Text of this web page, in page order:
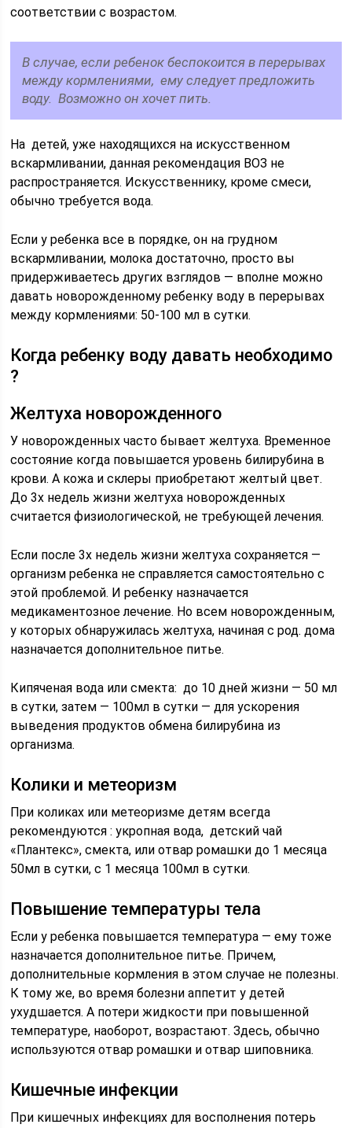
соответствии с возрастом.
В случае, если ребенок беспокоится в перерывах
между кормлениями, ему следует предложить
воду. Возможно он хочет пить.
На детей, уже находящихся на искусственном
вскармливании, данная рекомендация ВОЗ не
распространяется. Искусственнику, кроме смеси,
обычно требуется вода.
Если у ребенка все в порядке, он на грудном
вскармливании, молока достаточно, просто вы
придерживаетесь других взглядов — вполне можно
давать новорожденному ребенку воду в перерывах
между кормлениями: 50-100 мл в сутки.
Когда ребенку воду давать необходимо
?
Желтуха новорожденного
У новорожденных часто бывает желтуха. Временное
состояние когда повышается уровень билирубина в
крови. А кожа и склеры приобретают желтый цвет.
До 3х недель жизни желтуха новорожденных
считается физиологической, не требующей лечения.
Если после 3х недель жизни желтуха сохраняется —
организм ребенка не справляется самостоятельно с
этой проблемой. И ребенку назначается
медикаментозное лечение. Но всем новорожденным,
у которых обнаружилась желтуха, начиная с род. дома
назначается дополнительное питье.
Кипяченая вода или смекта: до 10 дней жизни — 50 мл
в сутки, затем — 100мл в сутки — для ускорения
выведения продуктов обмена билирубина из
организма.
Колики и метеоризм
При коликах или метеоризме детям всегда
рекомендуются : укропная вода, детский чай
«Плантекс», смекта, или отвар ромашки до 1 месяца
50мл в сутки, с 1 месяца 100мл в сутки.
Повышение температуры тела
Если у ребенка повышается температура — ему тоже
назначается дополнительное питье. Причем,
дополнительные кормления в этом случае не полезны.
К тому же, во время болезни аппетит у детей
ухудшается. А потери жидкости при повышенной
температуре, наоборот, возрастают. Здесь, обычно
используются отвар ромашки и отвар шиповника.
Кишечные инфекции
При кишечных инфекциях для восполнения потерь